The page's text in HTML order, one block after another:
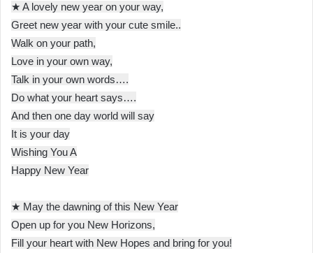
★ A lovely new year on your way,
Greet new year with your cute smile..
Walk on your path,
Love in your own way,
Talk in your own words….
Do what your heart says….
And then one day world will say
It is your day
Wishing You A
Happy New Year
★ May the dawning of this New Year
Open up for you New Horizons,
Fill your heart with New Hopes and bring for you!